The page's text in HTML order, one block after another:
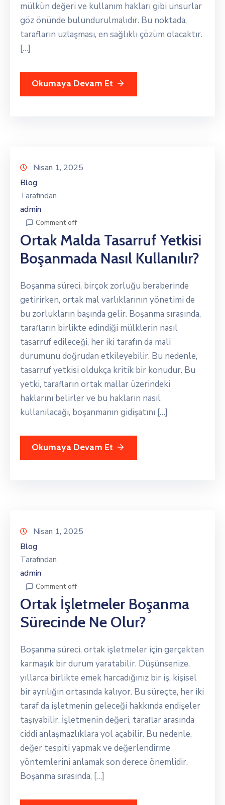
mülkün değeri ve kullanım hakları gibi unsurlar
göz önünde bulundurulmalıdır. Bu noktada,
tarafların uzlaşması, en sağlıklı çözüm olacaktır.
[…]
Okumaya Devam Et
Nisan 1, 2025
Blog
Tarafından
admin
Comment off
Ortak Malda Tasarruf Yetkisi
Boşanmada Nasıl Kullanılır?
Boşanma süreci, birçok zorluğu beraberinde
getirirken, ortak mal varlıklarının yönetimi de
bu zorlukların başında gelir. Boşanma sırasında,
tarafların birlikte edindiği mülklerin nasıl
tasarruf edileceği, her iki tarafın da mali
durumunu doğrudan etkileyebilir. Bu nedenle,
tasarruf yetkisi oldukça kritik bir konudur. Bu
yetki, tarafların ortak mallar üzerindeki
haklarını belirler ve bu hakların nasıl
kullanılacağı, boşanmanın gidişatını […]
Okumaya Devam Et
Nisan 1, 2025
Blog
Tarafından
admin
Comment off
Ortak İşletmeler Boşanma
Sürecinde Ne Olur?
Boşanma süreci, ortak işletmeler için gerçekten
karmaşık bir durum yaratabilir. Düşünsenize,
yıllarca birlikte emek harcadığınız bir iş, kişisel
bir ayrılığın ortasında kalıyor. Bu süreçte, her iki
taraf da işletmenin geleceği hakkında endişeler
taşıyabilir. İşletmenin değeri, taraflar arasında
ciddi anlaşmazlıklara yol açabilir. Bu nedenle,
değer tespiti yapmak ve değerlendirme
yöntemlerini anlamak son derece önemlidir.
Boşanma sırasında, […]